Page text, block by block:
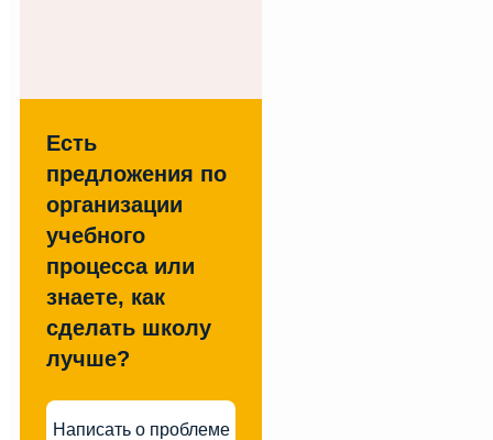
Есть
предложения по
организации
учебного
процесса или
знаете, как
сделать школу
лучше?
Написать о проблеме